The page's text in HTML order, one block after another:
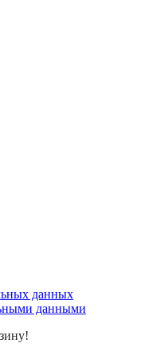
данных
данными